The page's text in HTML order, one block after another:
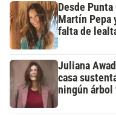
Desde
Martín Pepa
falta de
Juliana
casa
ningún árbol